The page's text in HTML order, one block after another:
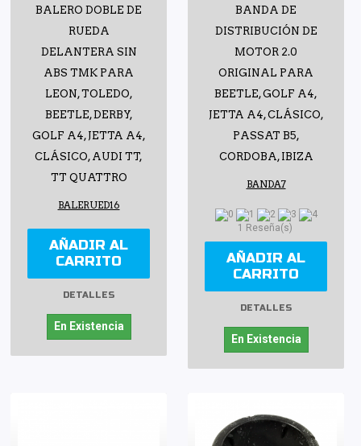
BALERO DOBLE DE
RUEDA
DELANTERA SIN
ABS TMK PARA
LEON, TOLEDO,
BEETLE, DERBY,
GOLF A4, JETTA A4,
CLÁSICO, AUDI TT,
TT QUATTRO
BALERUED16
AÑADIR AL
CARRITO
DETALLES
En Existencia
BANDA DE
DISTRIBUCIÓN DE
MOTOR 2.0
ORIGINAL PARA
BEETLE, GOLF A4,
JETTA A4, CLÁSICO,
PASSAT B5,
CORDOBA, IBIZA
BANDA7
1 Reseña(s)
AÑADIR AL
CARRITO
DETALLES
En Existencia